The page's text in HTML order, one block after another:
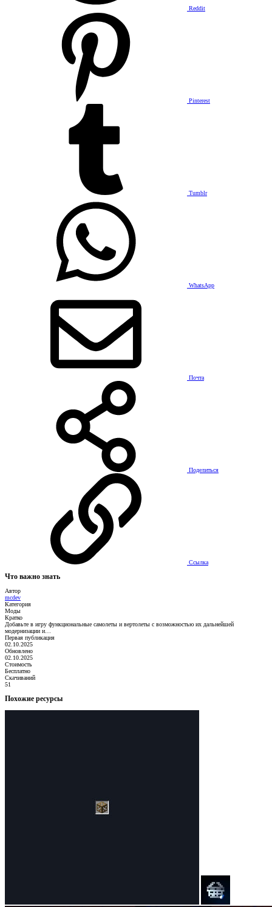
Reddit
Pinterest
Tumblr
WhatsApp
Почта
Поделиться
Ссылка
Что важно знать
Автор
mcdev
Категория
Моды
Кратко
Добавьте в игру функциональные самолеты и вертолеты с возможностью их дальнейшей
модернизации и…
Первая публикация
02.10.2025
Обновлено
02.10.2025
Стоимость
Бесплатно
Скачиваний
51
Похожие ресурсы